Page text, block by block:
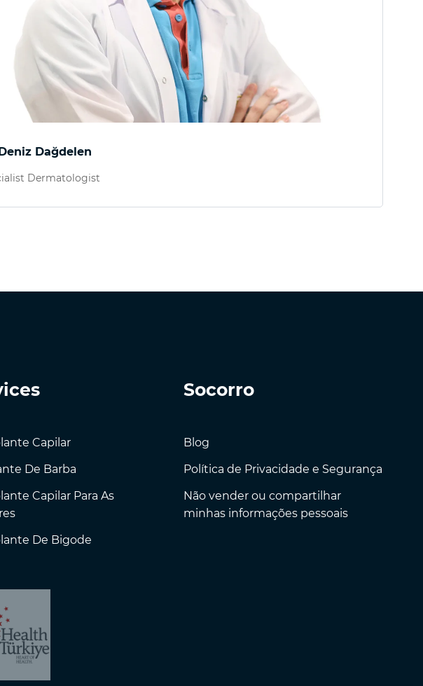
Dağdelen
Dermatologist
Capilar
De Barba
Capilar Para As
De Bigode
Socorro
Blog
Política de Privacidade e Segurança
Não vender ou compartilhar
minhas informações pessoais